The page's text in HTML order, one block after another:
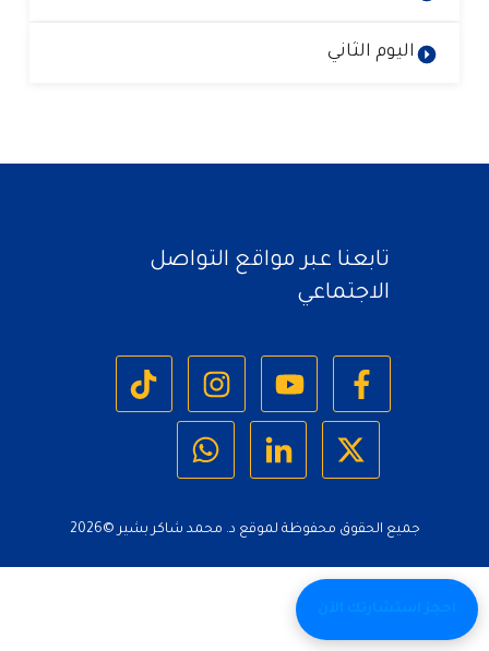
اليوم الثاني
تابعنا عبر مواقع التواصل
الاجتماعي
جميع الحقوق محفوظة لموقع د. محمد شاكر بشير ©2026
احجز استشارتك الآن